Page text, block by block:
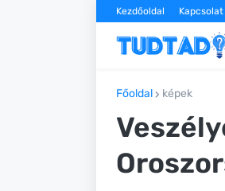
Kezdőoldal Kapcsolat
Főoldal képek